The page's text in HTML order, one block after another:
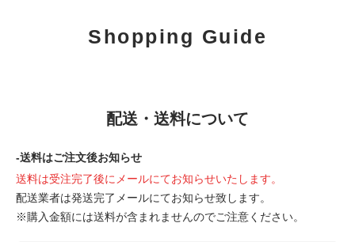
Shopping Guide
配送・送料について
-送料はご注文後お知らせ
送料は受注完了後にメールにてお知らせいたします。
配送業者は発送完了メールにてお知らせ致します。
※購入金額には送料が含まれませんのでご注意ください。